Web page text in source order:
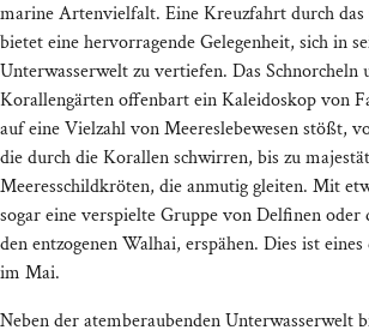
marine Artenvielfalt. Eine Kreuzfahrt durch
bietet eine hervorragende Gelegenheit, sich in
Unterwasserwelt zu vertiefen. Das Schnorcheln
Korallengärten offenbart ein Kaleidoskop von
auf eine Vielzahl von Meereslebewesen stößt,
die durch die Korallen schwirren, bis zu
Meeresschildkröten, die anmutig gleiten. Mit
sogar eine verspielte Gruppe von Delfinen oder
den entzogenen Walhai, erspähen. Dies ist
im Mai.
Neben der atemberaubenden Unterwasserwelt